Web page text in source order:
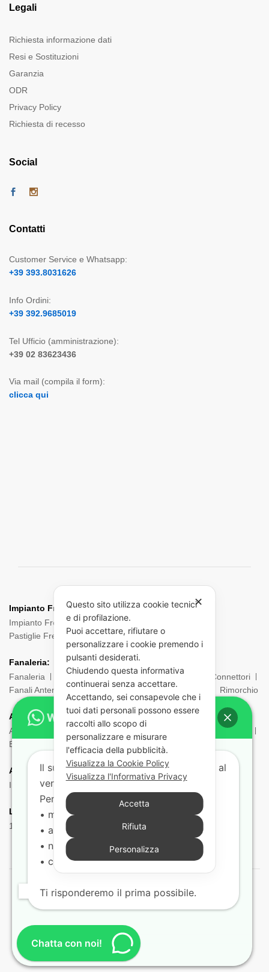
Legali
Richiesta informazione dati
Resi e Sostituzioni
Garanzia
ODR
Privacy Policy
Richiesta di recesso
Social
Contatti
Customer Service e Whatsapp:
+39 393.8031626
Info Ordini:
+39 392.9685019
Tel Ufficio (amministrazione):
+39 02 83623436
Via mail (compila il form):
clicca qui
Impianto Frenante:
Impianto Frenante Camion
Dischi Freno Camion
Pastiglie Freni
Pinze Freni Sensori
Fanaleria:
Fanaleria
Fendinebbia Posteriore Laterale
Connettori
Fanali Anteriori
Indicatori di direzione Ingombro Rimorchio
ADR:
Adr Equipaggiamento
Borsa ADR
Estintori e Porta estintori
Etichette e Pannelli
Filtri Maschere Maschere e Filtri ADR
Aria:
Impianto Aria
Lampadine:
12V
24V
© 2021 Barny Ricambi Camion. Tutti i diritti riservati
✕
Questo sito utilizza cookie tecnici
e di profilazione.
Puoi accettare, rifiutare o
personalizzare i cookie premendo i
pulsanti desiderati.
Chiudendo questa informativa
continuerai senza accettare.
Accettando, sei consapevole che i
tuoi dati personali possono essere
raccolti allo scopo di
personalizzare e misurare
l'efficacia della pubblicità.
Visualizza la Cookie Policy
Visualizza l'Informativa Privacy
Accetta
Rifiuta
Personalizza
Il supporto tecnico risponde dal lunedì al
venerdì dalle 9:00 alle 18:00.
Per aiutarti più velocemente indicaci:
• marca e modello del veicolo
• anno
• nr. di telaio
• codice del ricambio (se disponibile)
Ti risponderemo il prima possibile.
Chatta con noi!